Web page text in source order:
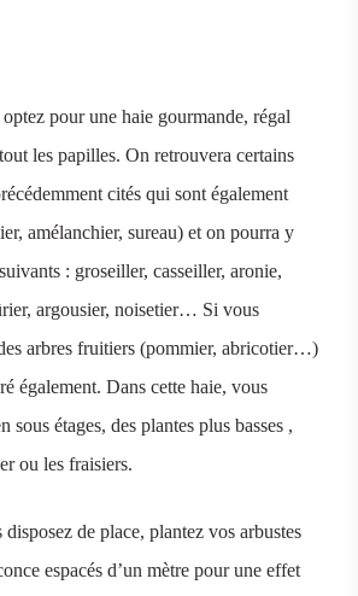
pour une haie gourmande, régal
les papilles. On retrouvera certains
cités qui sont également
amélanchier, sureau) et on pourra y
: groseiller, casseiller, aronie,
argousier, noisetier… Si vous
arbres fruitiers (pommier, abricotier…)
également. Dans cette haie, vous
sous étages, des plantes plus basses ,
ou les fraisiers.
de place, plantez vos arbustes
espacés d’un mètre pour une effet